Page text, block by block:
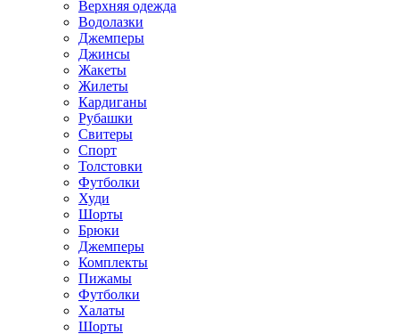
Верхняя одежда
Водолазки
Джемперы
Джинсы
Жакеты
Жилеты
Кардиганы
Рубашки
Свитеры
Спорт
Толстовки
Футболки
Худи
Шорты
Брюки
Джемперы
Комплекты
Пижамы
Футболки
Халаты
Шорты